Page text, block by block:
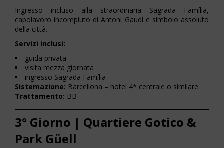
Ingresso incluso alla straordinaria Sagrada Família,
capolavoro incompiuto di Antoni Gaudí e simbolo assoluto
della città.
Servizi inclusi:
guida privata
visita mezza giornata
ingresso Sagrada Família
Sistemazione: Barcellona – hotel 4* centrale o similare
Trattamento: BB
3° Giorno | Quartiere Gotico &
Park Güell